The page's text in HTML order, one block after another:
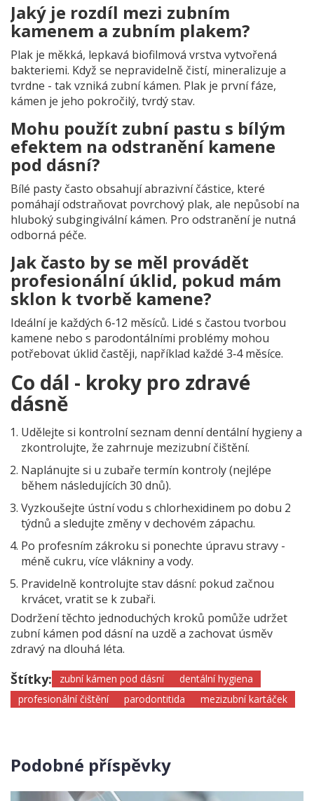
Jaký je rozdíl mezi zubním
kamenem a zubním plakem?
Plak je měkká, lepkavá biofilmová vrstva vytvořená
bakteriemi. Když se nepravidelně čistí, mineralizuje a
tvrdne - tak vzniká zubní kámen. Plak je první fáze,
kámen je jeho pokročilý, tvrdý stav.
Mohu použít zubní pastu s bílým
efektem na odstranění kamene
pod dásní?
Bílé pasty často obsahují abrazivní částice, které
pomáhají odstraňovat povrchový plak, ale nepůsobí na
hluboký subgingivální kámen. Pro odstranění je nutná
odborná péče.
Jak často by se měl provádět
profesionální úklid, pokud mám
sklon k tvorbě kamene?
Ideální je každých 6‑12 měsíců. Lidé s častou tvorbou
kamene nebo s parodontálními problémy mohou
potřebovat úklid častěji, například každé 3‑4 měsíce.
Co dál - kroky pro zdravé
dásně
Udělejte si kontrolní seznam denní dentální hygieny a
zkontrolujte, že zahrnuje mezizubní čištění.
Naplánujte si u zubaře termín kontroly (nejlépe
během následujících 30 dnů).
Vyzkoušejte ústní vodu s chlorhexidinem po dobu 2
týdnů a sledujte změny v dechovém zápachu.
Po profesním zákroku si ponechte úpravu stravy -
méně cukru, více vlákniny a vody.
Pravidelně kontrolujte stav dásní: pokud začnou
krvácet, vratit se k zubaři.
Dodržení těchto jednoduchých kroků pomůže udržet
zubní kámen pod dásní na uzdě a zachovat úsměv
zdravý na dlouhá léta.
Štítky: zubní kámen pod dásní
dentální hygiena
profesionální čištění
parodontitida mezizubní kartáček
Podobné příspěvky